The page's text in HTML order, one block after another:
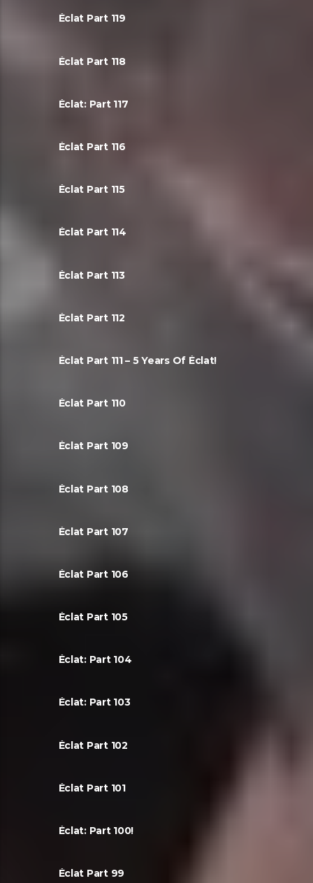
Éclat Part 119
Éclat Part 118
Éclat: Part 117
Éclat Part 116
Éclat Part 115
Éclat Part 114
Éclat Part 113
Éclat Part 112
Éclat Part 111 – 5 Years Of Éclat!
Éclat Part 110
Éclat Part 109
Éclat Part 108
Éclat Part 107
Éclat Part 106
Éclat Part 105
Éclat: Part 104
Éclat: Part 103
Éclat Part 102
Éclat Part 101
Éclat: Part 100!
Éclat Part 99